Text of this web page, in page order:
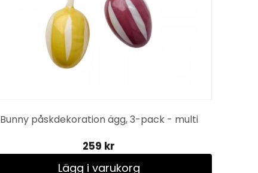
Bunny påskdekoration ägg, 3-pack - multi
259 kr
Lägg i varukorg